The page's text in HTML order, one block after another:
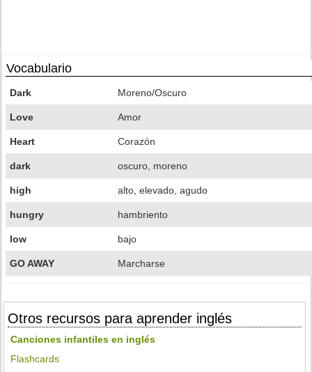
Vocabulario
Dark Moreno/Oscuro
Love Amor
Heart Corazón
dark oscuro, moreno
high alto, elevado, agudo
hungry hambriento
low bajo
GO AWAY Marcharse
Otros recursos para aprender inglés
Canciones infantiles en inglés
Flashcards